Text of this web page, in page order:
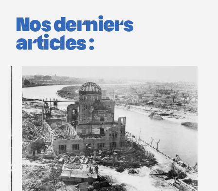
Nos derniers
articles :